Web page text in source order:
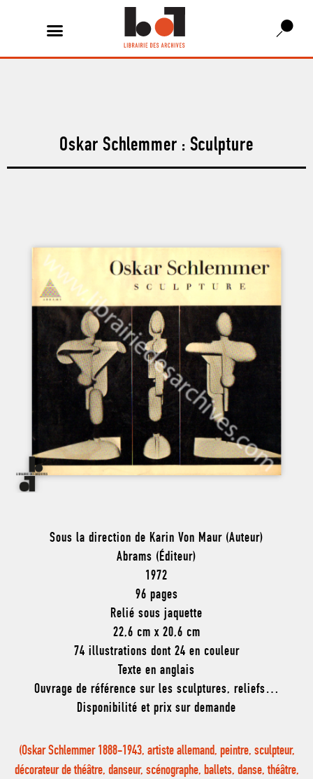
Oskar Schlemmer : Sculpture
Sous la direction de Karin Von Maur (Auteur)
Abrams (Éditeur)
1972
96 pages
Relié sous jaquette
22,6 cm x 20,6 cm
74 illustrations dont 24 en couleur
Texte en anglais
Ouvrage de référence sur les sculptures, reliefs…
Disponibilité et prix sur demande
(Oskar Schlemmer 1888-1943, artiste allemand, peintre, sculpteur,
décorateur de théâtre, danseur, scénographe, ballets, danse, théâtre,